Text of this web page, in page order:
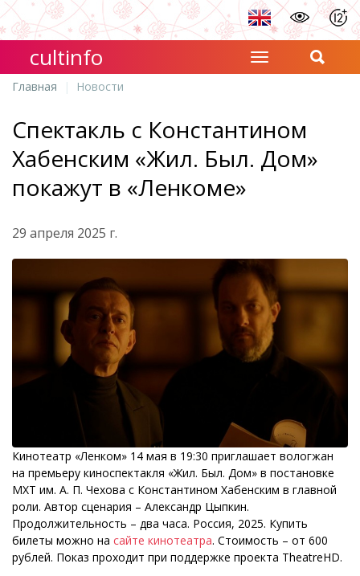
cultinfo
Главная Новости
Спектакль с Константином
Хабенским «Жил. Был. Дом»
покажут в «Ленкоме»
29 апреля 2025 г.
Кинотеатр «Ленком» 14 мая в 19:30 приглашает вологжан
на премьеру киноспектакля «Жил. Был. Дом» в постановке
МХТ им. А. П. Чехова с Константином Хабенским в главной
роли. Автор сценария – Александр Цыпкин.
Продолжительность – два часа. Россия, 2025. Купить
билеты можно на сайте кинотеатра. Стоимость – от 600
рублей. Показ проходит при поддержке проекта TheatreHD.